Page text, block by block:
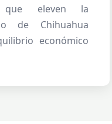
que eleven la
de Chihuahua
económico